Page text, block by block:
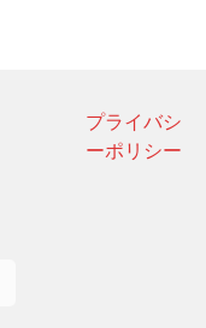
プライバシ
ーポリシー